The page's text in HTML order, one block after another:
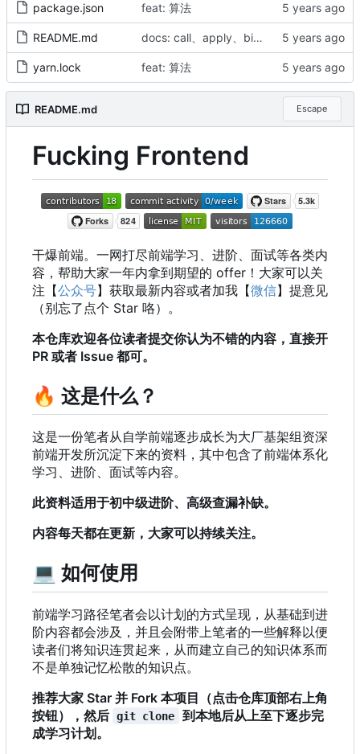
package.json feat: 算法
README.md docs: call、apply、bind
yarn.lock feat: 算法
README.md Escape
Fucking Frontend
干爆前端。一网打尽前端学习、进阶、面试等各类内
容，帮助大家一年内拿到期望的 offer ！ 大家可以关
注【公众号】获取最新内容或者加我【微信】提意见
（别忘了点个 Star 咯）。
本仓库欢迎各位读者提交你认为不错的内容，直接开
PR 或者 Issue 都可。
🔥 这是什么？
这是一份笔者从自学前端逐步成长为大厂基架组资深
前端开发所沉淀下来的资料，其中包含了前端体系化
学习、进阶、面试等内容。
此资料适用于初中级进阶、高级查漏补缺。
内容每天都在更新，大家可以持续关注。
💻 如何使用
前端学习路径笔者会以计划的方式呈现，从基础到进
阶内容都会涉及，并且会附带上笔者的一些解释以便
读者们将知识连贯起来，从而建立自己的知识体系而
不是单独记忆松散的知识点。
推荐大家 Star 并 Fork 本项目（点击仓库顶部右上角
按钮），然后 git clone
到本地后从上至下逐步完
成学习计划。